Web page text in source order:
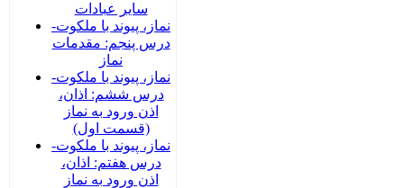
سایر عبادات
نماز، پیوند با ملکوت-
درس پنجم: مقدمات
نماز
نماز، پیوند با ملکوت-
درس ششم: اذان،
اذن ورود به نماز
(قسمت اول)
نماز، پیوند با ملکوت-
درس هفتم: اذان،
اذن ورود به نماز